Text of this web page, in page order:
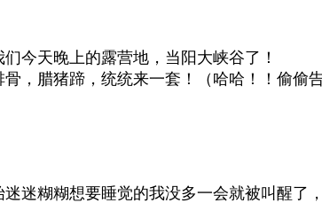
今天晚上的露营地，当阳大峡谷了！
，腊猪蹄，统统来一套！（哈哈！！偷偷
迷糊糊想要睡觉的我没多一会就被叫醒了